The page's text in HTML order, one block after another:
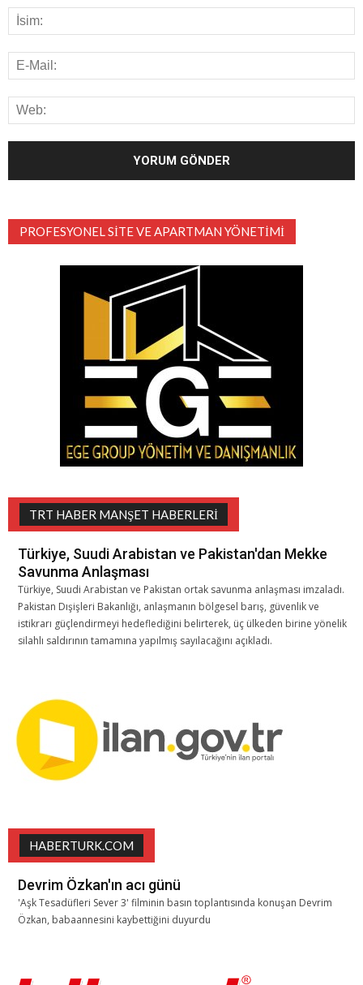
PROFESYONEL SITE VE APARTMAN YÖNETIMI
TRT HABER MANŞET HABERLERI
Türkiye, Suudi Arabistan ve Pakistan'dan Mekke
Savunma Anlaşması
Türkiye, Suudi Arabistan ve Pakistan ortak savunma anlaşması imzaladı.
Pakistan Dışişleri Bakanlığı, anlaşmanın bölgesel barış, güvenlik ve
istikrarı güçlendirmeyi hedeflediğini belirterek, üç ülkeden birine yönelik
silahlı saldırının tamamına yapılmış sayılacağını açıkladı.
HABERTURK.COM
Devrim Özkan'ın acı günü
'Aşk Tesadüfleri Sever 3' filminin basın toplantısında konuşan Devrim
Özkan, babaannesini kaybettiğini duyurdu